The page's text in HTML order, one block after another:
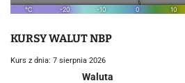
KURSY WALUT NBP
Kurs z dnia: 7 sierpnia 2026
Waluta